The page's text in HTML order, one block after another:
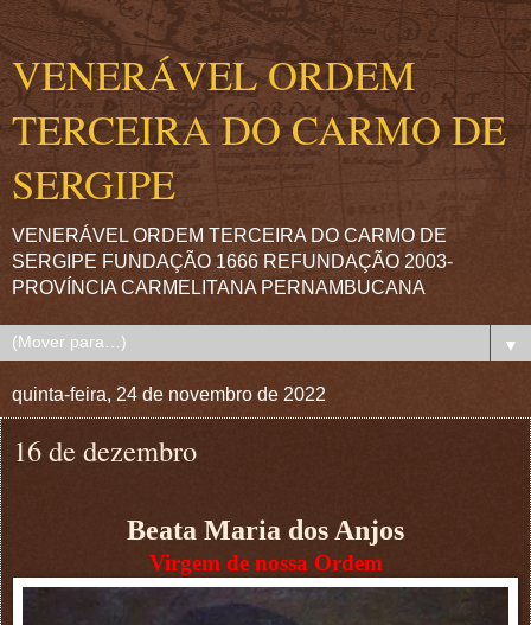
VENERÁVEL ORDEM
TERCEIRA DO CARMO DE
SERGIPE
VENERÁVEL ORDEM TERCEIRA DO CARMO DE
SERGIPE FUNDAÇÃO 1666 REFUNDAÇÃO 2003-
PROVÍNCIA CARMELITANA PERNAMBUCANA
▼
quinta-feira, 24 de novembro de 2022
16 de dezembro
Beata Maria dos Anjos
Virgem de nossa Ordem